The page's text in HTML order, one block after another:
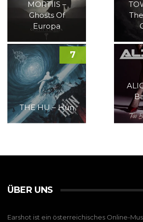
MORTIIS –
Ghosts Of
Europa
THE HU – Hun
7
ÜBER UNS
Earshot ist ein österreichisches Online-